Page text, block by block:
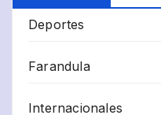
Deportes
Farandula
Internacionales